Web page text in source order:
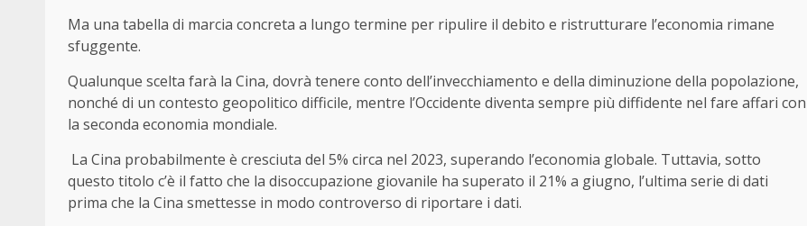
Ma una tabella di marcia concreta a lungo termine per ripulire il debito e ristrutturare l’economia rimane
sfuggente.
Qualunque scelta farà la Cina, dovrà tenere conto dell’invecchiamento e della diminuzione della popolazione,
nonché di un contesto geopolitico difficile, mentre l’Occidente diventa sempre più diffidente nel fare affari con
la seconda economia mondiale.
La Cina probabilmente è cresciuta del 5% circa nel 2023, superando l’economia globale. Tuttavia, sotto
questo titolo c’è il fatto che la disoccupazione giovanile ha superato il 21% a giugno, l’ultima serie di dati
prima che la Cina smettesse in modo controverso di riportare i dati.